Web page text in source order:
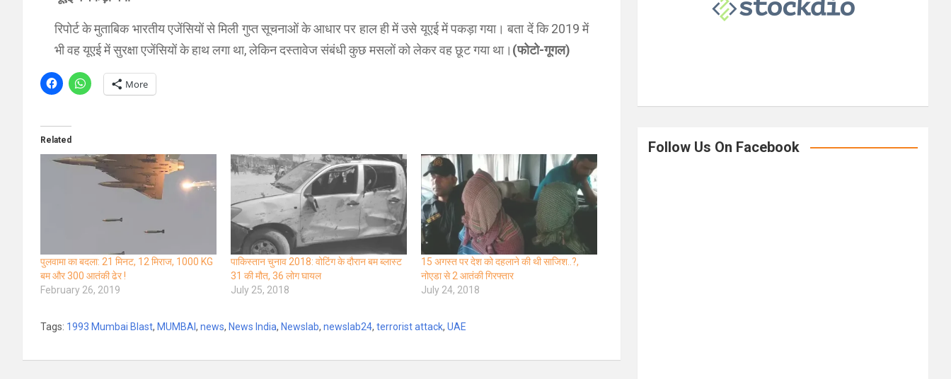
रिपोर्ट के मुताबिक भारतीय एजेंसियों से मिली गुप्त सूचनाओं के आधार पर हाल ही में उसे यूएई में पकड़ा गया। बता दें कि 2019 में
भी वह यूएई में सुरक्षा एजेंसियों के हाथ लगा था, लेकिन दस्तावेज संबंधी कुछ मसलों को लेकर वह छूट गया था। (फोटो-गूगल)
More
Related
पुलवामा का बदला: 21 मिनट, 12 मिराज, 1000 KG
बम और 300 आतंकी ढेर !
February 26, 2019
पाकिस्तान चुनाव 2018: वोटिंग के दौरान बम ब्लास्ट
31 की मौत, 36 लोग घायल
July 25, 2018
15 अगस्त पर देश को दहलाने की थी साजिश..?,
नोएडा से 2 आतंकी गिरफ्तार
July 24, 2018
Tags: 1993 Mumbai Blast, MUMBAI , news, News India, Newslab, newslab24, terrorist attack, UAE
Follow Us On Facebook